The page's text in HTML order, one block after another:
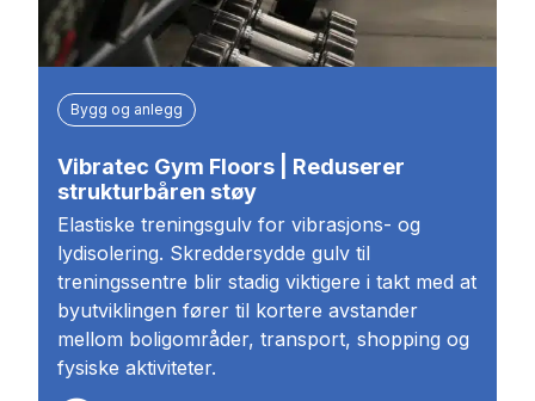
Bygg og anlegg
Vibratec Gym Floors | Reduserer
strukturbåren støy
Elastiske treningsgulv for vibrasjons- og
lydisolering. Skreddersydde gulv til
treningssentre blir stadig viktigere i takt med at
byutviklingen fører til kortere avstander
mellom boligområder, transport, shopping og
fysiske aktiviteter.